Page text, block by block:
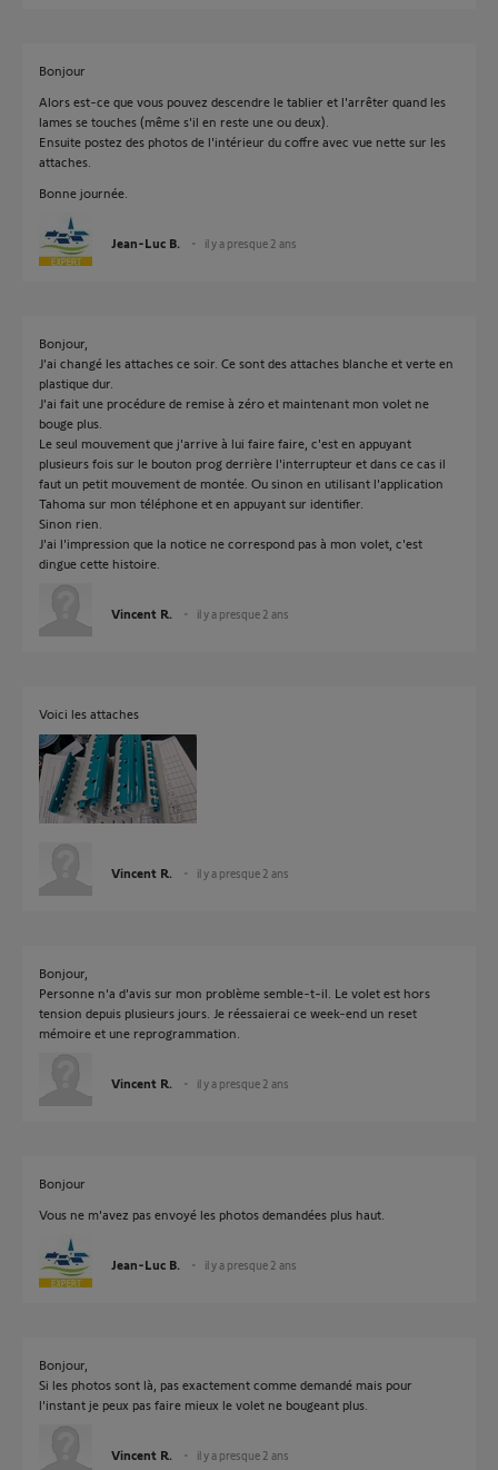
Bonjour
Alors est-ce que vous pouvez descendre le tablier et l'arrêter quand les
lames se touches (même s'il en reste une ou deux).
Ensuite postez des photos de l'intérieur du coffre avec vue nette sur les
attaches.
Bonne journée.
Jean-Luc B. il y a presque 2 ans
Bonjour,
J'ai changé les attaches ce soir. Ce sont des attaches blanche et verte en
plastique dur.
J'ai fait une procédure de remise à zéro et maintenant mon volet ne
bouge plus.
Le seul mouvement que j'arrive à lui faire faire, c'est en appuyant
plusieurs fois sur le bouton prog derrière l'interrupteur et dans ce cas il
faut un petit mouvement de montée. Ou sinon en utilisant l'application
Tahoma sur mon téléphone et en appuyant sur identifier.
Sinon rien.
J'ai l'impression que la notice ne correspond pas à mon volet, c'est
dingue cette histoire.
Vincent R. il y a presque 2 ans
Voici les attaches
Vincent R. il y a presque 2 ans
Bonjour,
Personne n'a d'avis sur mon problème semble-t-il. Le volet est hors
tension depuis plusieurs jours. Je réessaierai ce week-end un reset
mémoire et une reprogrammation.
Vincent R. il y a presque 2 ans
Bonjour
Vous ne m'avez pas envoyé les photos demandées plus haut.
Jean-Luc B. il y a presque 2 ans
Bonjour,
Si les photos sont là, pas exactement comme demandé mais pour
l'instant je peux pas faire mieux le volet ne bougeant plus.
Vincent R. il y a presque 2 ans